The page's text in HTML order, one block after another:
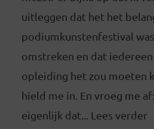
uitleggen dat het het
podiumkunstenfestival
omstreken en dat
opleiding het zou moeten
hield me in. En vroeg me
eigenlijk dat... Lees verder